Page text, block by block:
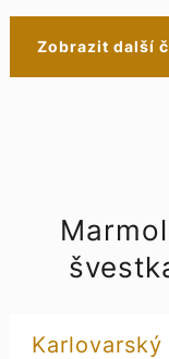
Zobrazit další
Karlovarský